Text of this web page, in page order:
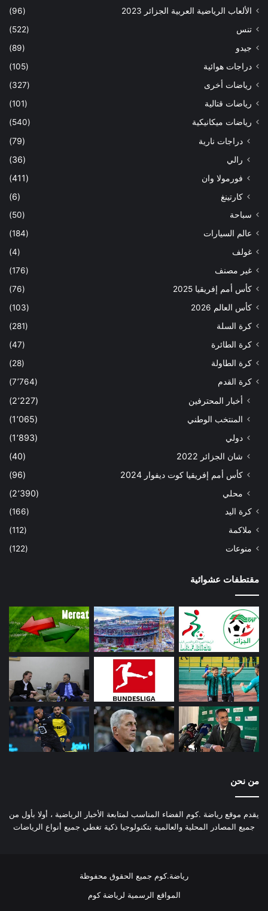
الألعاب الرياضية العربية الجزائر 2023
(96)
تنس
(522)
جيدو
(89)
دراجات هوائية
(105)
رياضات أخرى
(327)
رياضات قتالية
(101)
رياضات ميكانيكية
(540)
دراجات نارية
(79)
رالي
(36)
فورمولا وان
(411)
كارتينغ
(6)
سباحة
(50)
عالم السيارات
(184)
غولف
(4)
غير مصنف
(176)
كأس أمم إفريقيا 2025
(76)
كأس العالم 2026
(103)
كرة السلة
(281)
كرة الطائرة
(47)
كرة الطاولة
(28)
كرة القدم
(7٬764)
أخبار المحترفين
(2٬227)
المنتخب الوطني
(1٬065)
دولي
(1٬893)
شان الجزائر 2022
(40)
كأس أمم إفريقيا كوت ديفوار 2024
(96)
محلي
(2٬390)
كرة اليد
(166)
ملاكمة
(112)
منوعات
(122)
مقتطفات عشوائية
من نحن
يقدم موقع رياضة .كوم الفضاء المناسب لمتابعة الأخبار الرياضية ، أولا بأول من
جميع المصادر المحلية والعالمية بتكنولوجيا ذكية تغطي جميع أنواع الرياضات
رياضة.كوم جميع الحقوق محفوظة
المواقع الرسمية لرياضة كوم